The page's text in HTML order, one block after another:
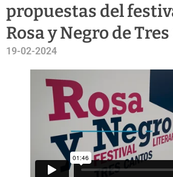
propuestas del
Rosa y Negro de
19-02-2024